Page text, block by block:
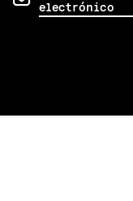
electrónico